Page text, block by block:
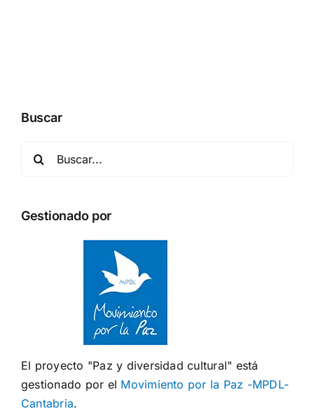
Buscar
Gestionado por
El proyecto "Paz y diversidad cultural" está
gestionado por el Movimiento por la Paz -MPDL-
Cantabria.